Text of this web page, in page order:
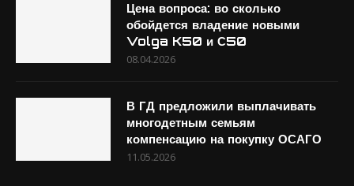
Цена вопроса: во сколько
обойдется владение новыми
Volga K50 и С50
08.04.2026
В ГД предложили выплачивать
многодетным семьям
компенсацию на покупку ОСАГО
11.05.2026